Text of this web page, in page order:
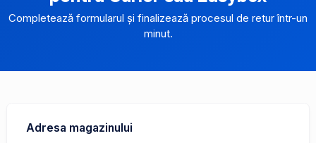
Completează formularul și finalizează procesul de retur într-un
minut.
Adresa magazinului